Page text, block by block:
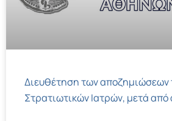
Διευθέτηση των αποζημιώσεων
Στρατιωτικών Ιατρών, μετά από